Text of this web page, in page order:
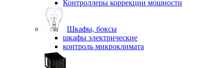
Контроллеры коррекции мощности
Шкафы, боксы
шкафы электрические
контроль микроклимата